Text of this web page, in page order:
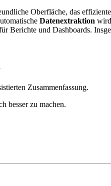
Oberfläche, das effiziente
Datenextraktion
Berichte und Dashboards.
Zusammenfassung.
besser zu machen.